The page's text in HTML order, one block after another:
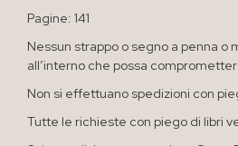
Pagine: 141
Nessun strappo o segno a penna o
all’interno che possa
Non si effettuano spedizioni con
Tutte le richieste con piego di libri